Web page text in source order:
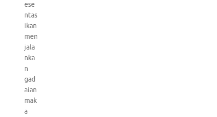
ese
ntas
ikan
men
jala
nka
n
gad
aian
mak
a